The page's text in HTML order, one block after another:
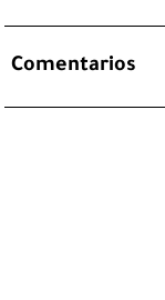
Comentarios